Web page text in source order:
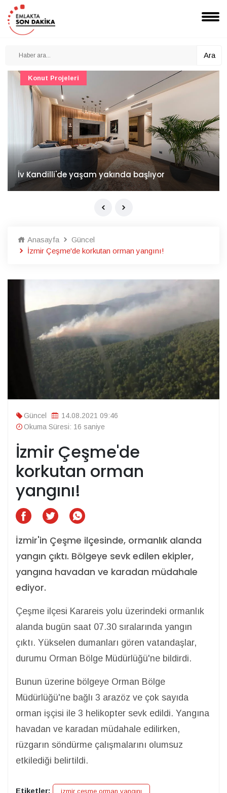
Ara
İv Kandilli'de yaşam yakında başlıyor
Konut Projeleri
Anasayfa
Güncel
İzmir Çeşme'de korkutan orman yangını!
Güncel
14.08.2021 09:46
Okuma Süresi: 16 saniye
İzmir Çeşme'de
korkutan orman
yangını!
İzmir'in Çeşme ilçesinde, ormanlık alanda
yangın çıktı. Bölgeye sevk edilen ekipler,
yangına havadan ve karadan müdahale
ediyor.
Çeşme ilçesi Karareis yolu üzerindeki ormanlık
alanda bugün saat 07.30 sıralarında yangın
çıktı. Yükselen dumanları gören vatandaşlar,
durumu Orman Bölge Müdürlüğü'ne bildirdi.
Bunun üzerine bölgeye Orman Bölge
Müdürlüğü'ne bağlı 3 arazöz ve çok sayıda
orman işçisi ile 3 helikopter sevk edildi. Yangına
havadan ve karadan müdahale edilirken,
rüzgarın söndürme çalışmalarını olumsuz
etkilediği belirtildi.
Etiketler: izmir çeşme orman yangını